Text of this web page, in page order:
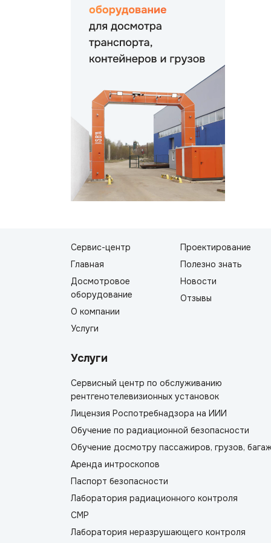
Сервис-центр
Главная
Досмотровое
оборудование
О компании
Услуги
Проектирование
Полезно знать
Новости
Отзывы
Услуги
Сервисный центр по обслуживанию
рентгенотелевизионных установок
Лицензия Роспотребнадзора на ИИИ
Обучение по радиационной безопасности
Обучение досмотру пассажиров, грузов,
Аренда интроскопов
Паспорт безопасности
Лаборатория радиационного контроля
СМР
Лаборатория неразрушающего контроля